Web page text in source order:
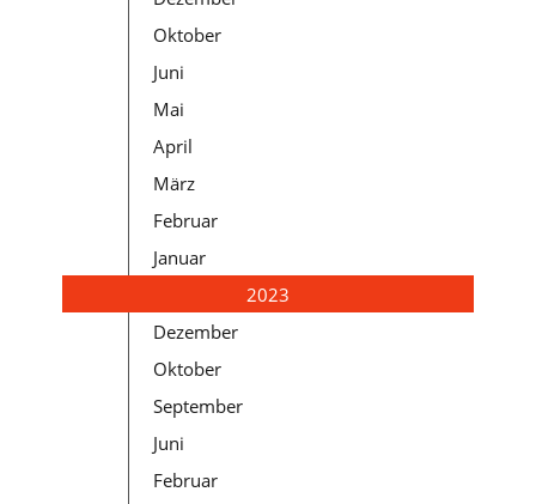
Oktober
Juni
Mai
April
März
Februar
Januar
2023
Dezember
Oktober
September
Juni
Februar